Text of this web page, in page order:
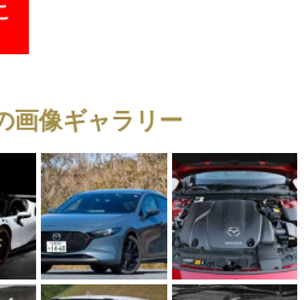
画像ギャラリー